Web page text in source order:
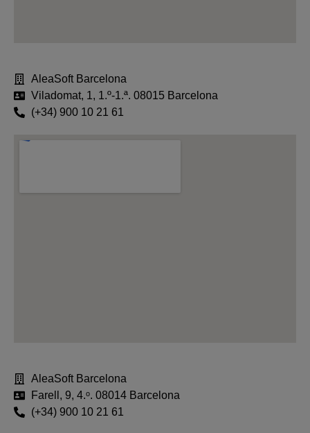
AleaSoft Barcelona
Viladomat, 1, 1.º-1.ª. 08015 Barcelona
(+34) 900 10 21 61
AleaSoft Barcelona
Farell, 9, 4.ᵒ. 08014 Barcelona
(+34) 900 10 21 61